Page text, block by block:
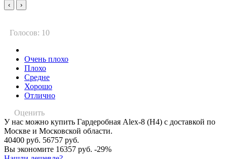
‹ ›
Голосов: 10
Очень плохо
Плохо
Средне
Хорошо
Отлично
Оценить
У нас можно купить Гардеробная Alex-8 (Н4) с доставкой по
Москве и Московской области.
40400 руб. 56757 руб.
Вы экономите 16357 руб. -29%